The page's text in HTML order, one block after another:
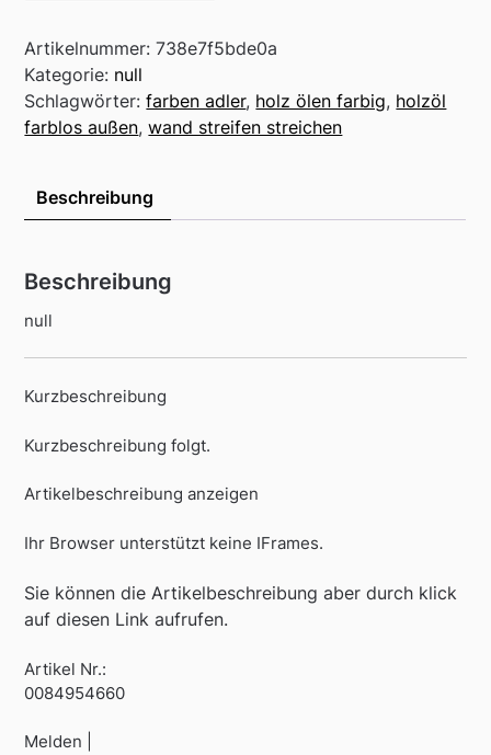
Artikelnummer:738e7f5bde0a
Kategorie: null
Schlagwörter:farben adler, holz ölen farbig, holzöl
farblos außen,wand streifen streichen
Beschreibung
Beschreibung
null
Kurzbeschreibung
Kurzbeschreibung folgt.
Artikelbeschreibung anzeigen
Ihr Browser unterstützt keine IFrames.
Sie können die Artikelbeschreibung aber durch klick
auf diesen Link aufrufen.
Artikel Nr.:
0084954660
Melden |